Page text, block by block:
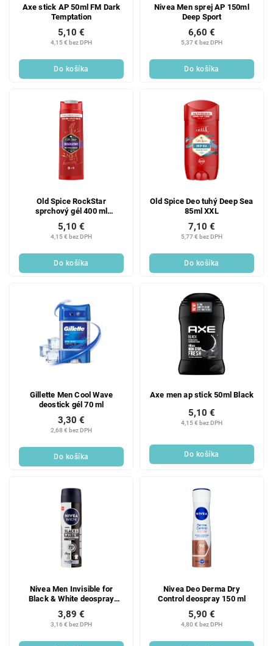
Axe stick AP 50ml FM Dark
Temptation
4,15 € bez DPH
5,10 €
Do košíka
Nivea Men sprej AP 150ml
Deep Sport
5,37 € bez DPH
6,60 €
Do košíka
Old Spice RockStar
sprchový gél 400 ml
4,15 € bez DPH
5,10 €
Do košíka
Old Spice Deo tuhý Deep Sea
85ml XXL
5,77 € bez DPH
7,10 €
Do košíka
Gillette Men Cool Wave
deostick gél 70 ml
2,68 € bez DPH
3,30 €
Do košíka
Axe men ap stick 50ml Black
4,15 € bez DPH
5,10 €
Do košíka
Nivea Men Invisible for
Black & White deospray
original 150 ml
3,16 € bez DPH
3,89 €
Nivea Deo Derma Dry
Control deospray 150 ml
4,80 € bez DPH
5,90 €